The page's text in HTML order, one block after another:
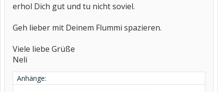
erhol Dich gut und tu nicht soviel.
Geh lieber mit Deinem Flummi spazieren.
Viele liebe Grüße
Neli
Anhänge: